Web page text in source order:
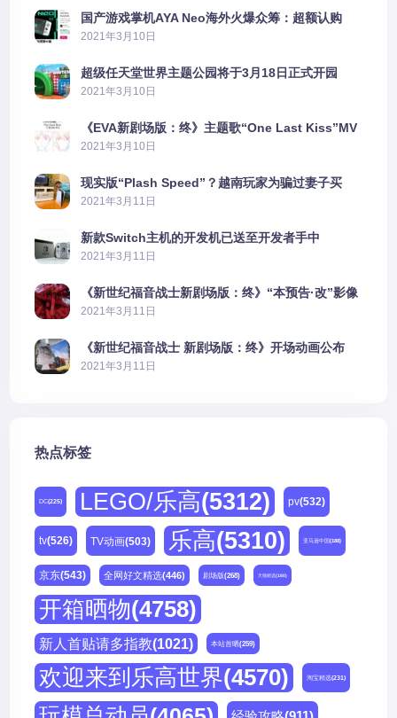
国产游戏掌机AYA Neo海外火爆众筹：超额认购
2606%
2021年3月10日
超级任天堂世界主题公园将于3月18日正式开园
2021年3月10日
《EVA新剧场版：终》主题歌“One Last Kiss”MV
公布
2021年3月10日
现实版“Plash Speed”？越南玩家为骗过妻子买
PS5上演好戏
2021年3月11日
新款Switch主机的开发机已送至开发者手中
2021年3月11日
《新世纪福音战士新剧场版：终》“本预告·改”影像
公开
2021年3月11日
《新世纪福音战士 新剧场版：终》开场动画公布
2021年3月11日
热点标签
DC(225) LEGO/乐高(5312) pv(532)
tv(526) TV动画(503) 乐高(5310) 亚马逊中国(188)
京东(543) 全网好文精选(446) 剧场版(268) 天猫精选(180)
开箱晒物(4758)
新人首贴请多指教(1021) 本站首晒(259)
欢迎来到乐高世界(4570) 淘宝精选(231)